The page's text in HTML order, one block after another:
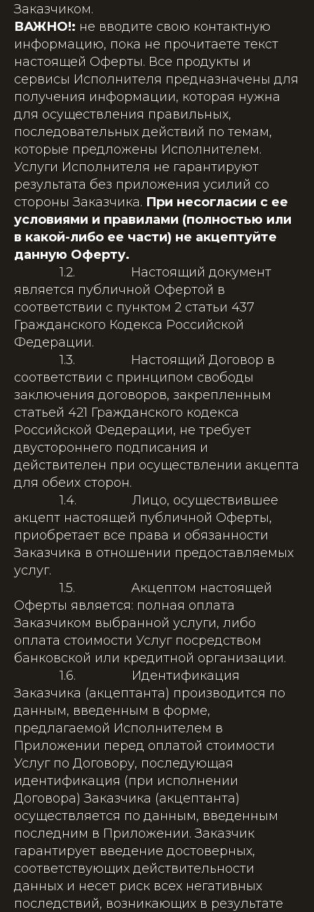
Заказчиком.
ВАЖНО!: не вводите свою контактную
информацию, пока не прочитаете текст
настоящей Оферты. Все продукты и
сервисы Исполнителя предназначены для
получения информации, которая нужна
для осуществления правильных,
последовательных действий по темам,
которые предложены Исполнителем.
Услуги Исполнителя не гарантируют
результата без приложения усилий со
стороны Заказчика. При несогласии с ее
условиями и правилами (полностью или
в какой-либо ее части) не акцептуйте
данную Оферту.
1.2. Настоящий документ
является публичной Офертой в
соответствии с пунктом 2 статьи 437
Гражданского Кодекса Российской
Федерации.
1.3. Настоящий Договор в
соответствии с принципом свободы
заключения договоров, закрепленным
статьей 421 Гражданского кодекса
Российской Федерации, не требует
двустороннего подписания и
действителен при осуществлении акцепта
для обеих сторон.
1.4. Лицо, осуществившее
акцепт настоящей публичной Оферты,
приобретает все права и обязанности
Заказчика в отношении предоставляемых
услуг.
1.5. Акцептом настоящей
Оферты является: полная оплата
Заказчиком выбранной услуги, либо
оплата стоимости Услуг посредством
банковской или кредитной организации.
1.6. Идентификация
Заказчика (акцептанта) производится по
данным, введенным в форме,
предлагаемой Исполнителем в
Приложении перед оплатой стоимости
Услуг по Договору, последующая
идентификация (при исполнении
Договора) Заказчика (акцептанта)
осуществляется по данным, введенным
последним в Приложении. Заказчик
гарантирует введение достоверных,
соответствующих действительности
данных и несет риск всех негативных
последствий, возникающих в результате